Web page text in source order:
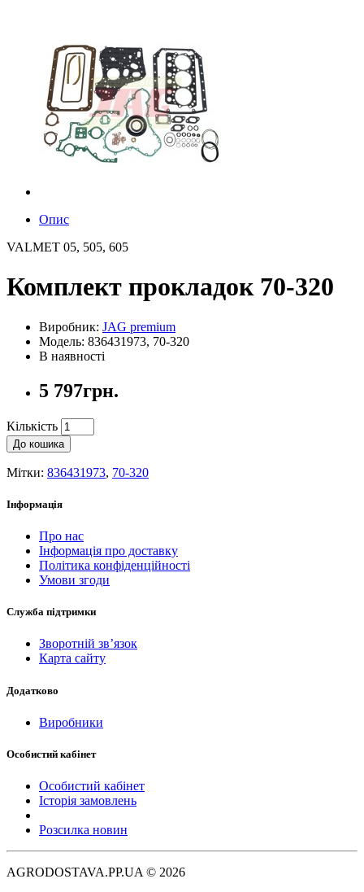
Опис
VALMET 05, 505, 605
Комплект прокладок 70-320
Виробник: JAG premium
Модель: 836431973, 70-320
В наявності
5 797грн.
Кількість
До кошика
Мітки: 836431973, 70-320
Інформація
Про нас
Інформація про доставку
Політика конфіденційності
Умови згоди
Служба підтримки
Зворотній зв’язок
Карта сайту
Додатково
Виробники
Особистий кабінет
Особистий кабінет
Історія замовлень
Розсилка новин
AGRODOSTAVA.PP.UA © 2026